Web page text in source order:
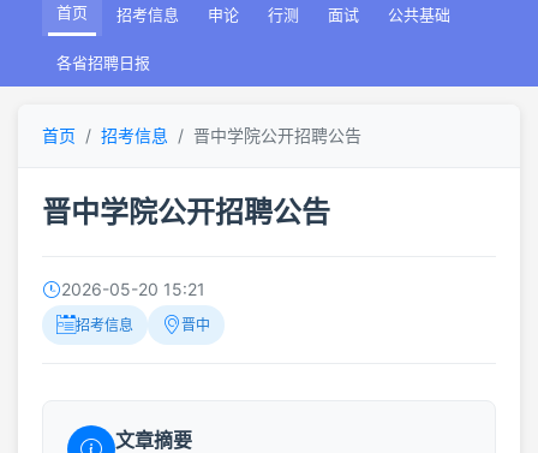
首页 招考信息 申论 行测 面试 公共基础
各省招聘日报
首页 招考信息 晋中学院公开招聘公告
晋中学院公开招聘公告
2026-05-20 15:21
招考信息 晋中
文章摘要